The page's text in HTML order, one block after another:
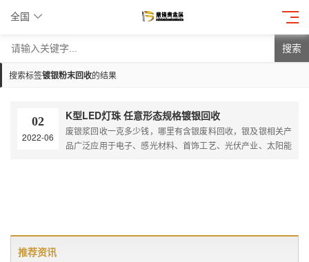
全国
搜索
搜索标签镀银粉末回收的结果
02
2022-06
K型LED灯珠 任意形态规格镀银回收
废银浆回收一克多少钱，哪里有含银废料回收，银及银相关产
品广泛应用于电子、感光材料、首饰工艺、光伏产业、太阳能
推荐资讯